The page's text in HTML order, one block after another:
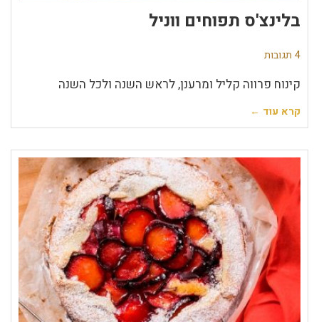
בלינצ'ס תפוחים ווניל
4 תגובות
קינוח פרווה קליל ומרענן, לראש השנה ולכל השנה
קרא עוד ←